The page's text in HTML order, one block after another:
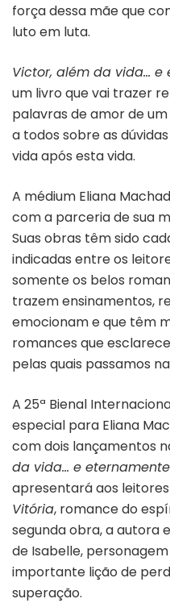
força dessa mãe que
luto em luta.
Victor, além da vida… e
um livro que vai trazer
palavras de amor de
a todos sobre as
vida após esta vida.
A médium Eliana
com a parceria de sua
Suas obras têm sido
indicadas entre os
somente os belos
trazem ensinamentos,
emocionam e que têm
romances que
pelas quais passamos
A 25ª Bienal
especial para Eliana
com dois lançamentos
da vida… e
apresentará aos
Vitória, romance do
segunda obra, a autora
de Isabelle,
importante lição de
superação.